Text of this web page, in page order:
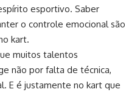
esportivo. Saber
o controle emocional são
kart.
muitos talentos
não por falta de técnica,
E é justamente no kart que